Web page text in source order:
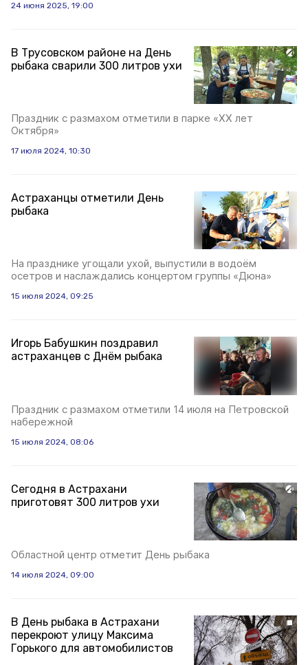
24 июня 2025, 19:00
В Трусовском районе на День
рыбака сварили 300 литров ухи
Праздник с размахом отметили в парке «XX лет
Октября»
17 июля 2024, 10:30
Астраханцы отметили День
рыбака
На празднике угощали ухой, выпустили в водоём
осетров и наслаждались концертом группы «Дюна»
15 июля 2024, 09:25
Игорь Бабушкин поздравил
астраханцев с Днём рыбака
Праздник с размахом отметили 14 июля на Петровской
набережной
15 июля 2024, 08:06
Сегодня в Астрахани
приготовят 300 литров ухи
Областной центр отметит День рыбака
14 июля 2024, 09:00
В День рыбака в Астрахани
перекроют улицу Максима
Горького для автомобилистов